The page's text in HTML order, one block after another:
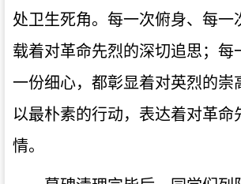
处卫生死角。每一次俯身、每一
载着对革命先烈的深切追思；每
一份细心，都彰显着对英烈的崇
以最朴素的行动，表达着对革命
情。